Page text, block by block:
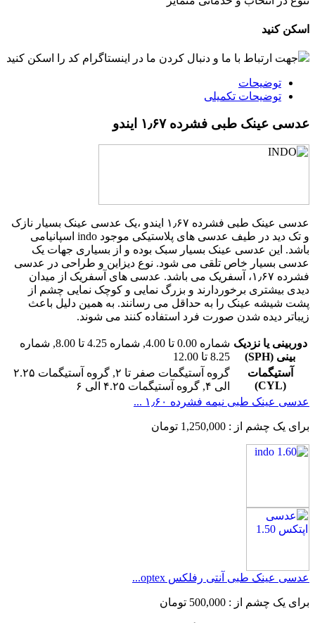
اسکن کنید
جهت ارتباط با ما و دنبال کردن ما در اینستاگرام کد را اسکن کنید
توضیحات
توضیحات تکمیلی
عدسی عینک طبی فشرده ۱٫۶۷ ایندو
عدسی عینک طبی فشرده ۱٫۶۷ ایندو ،یک عدسی عینک بسیار نازک
و تک دید در طیف عدسی های پلاستیکی موجود indo اسپانیامی
باشد. این عدسی عینک بسیار سبک بوده و از بسیاری جهات یک
عدسی بسیار خاص تلقی می شود. نوع دیزاین و طراحی در عدسی
فشرده ۱٫۶۷، آسفریک می باشد. عدسی های آسفریک از میدان
دیدی بیشتری برخوردارند و بزرگ نمایی و کوچک نمایی چشم از
پشت شیشه عینک را به حداقل می رسانند. به همین دلیل باعث
زیباتر دیده شدن صورت فرد استفاده کنند می شوند.
دوربینی یا نزدیک
بینی (SPH)
شماره 0.00 تا 4.00, شماره 4.25 تا 8.00, شماره
8.25 تا 12.00
آستیگمات
(CYL)
گروه آستیگمات صفر تا ۲, گروه آستیگمات ۲.۲۵
الی ۴, گروه آستیگمات ۴.۲۵ الی ۶
عدسی عینک طبی نیمه فشرده ۱٫۶۰ ...
برای یک چشم از : 1,250,000 تومان
عدسی عینک طبی آنتی رفلکس optex...
برای یک چشم از : 500,000 تومان